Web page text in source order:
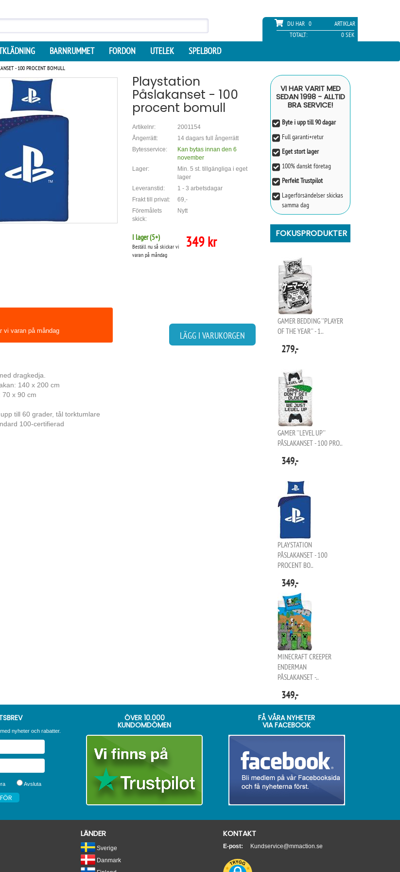
DU HAR 0
ARTIKLAR
TOTALT:
0 SEK
BARNRUMMET FORDON UTELEK SPELBORD
- 100 PROCENT BOMULL
vi varan på måndag
Playstation
Påslakanset - 100
procent bomull
Artikelnr:
2001154
Ångerrätt:
14 dagars full ångerrätt
Bytesservice:
Kan bytas innan den 6
november
Lager:
Min. 5 st. tillgängliga i eget
lager
Leveranstid:
1 - 3 arbetsdagar
Frakt till privat:
69,-
Föremålets
skick:
Nytt
I lager (5+)
Beställ nu så skickar vi
varan på måndag
349 kr
LÄGG I VARUKORGEN
dragkedja.
140 x 200 cm
70 x 90 cm
till 60 grader, tål torktumlare
100-certifierad
VI HAR VARIT MED
SEDAN 1998 - ALLTID
BRA SERVICE!
Byte i upp till 90 dagar
Full garanti+retur
Eget stort lager
100% danskt företag
Perfekt Trustpilot
Lagerförsändelser skickas
samma dag
FOKUSPRODUKTER
GAMER BEDDING ''PLAYER
OF THE YEAR'' - 1..
279,-
GAMER ''LEVEL UP''
PÅSLAKANSET - 100 PRO..
349,-
PLAYSTATION
PÅSLAKANSET - 100
PROCENT BO..
349,-
MINECRAFT CREEPER
ENDERMAN
PÅSLAKANSET -..
349,-
nyheter och rabatter.
Avsluta
ÖVER 10.000
KUNDOMDÖMEN
FÅ VÅRA NYHETER
VIA FACEBOOK
LÄNDER
Sverige
Danmark
KONTAKT
E-post: Kundservice@mmaction.se